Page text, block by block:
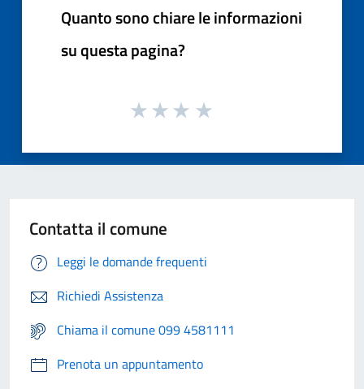
Quanto sono chiare le informazioni
su questa pagina?
Contatta il comune
Leggi le domande frequenti
Richiedi Assistenza
Chiama il comune 099 4581111
Prenota un appuntamento